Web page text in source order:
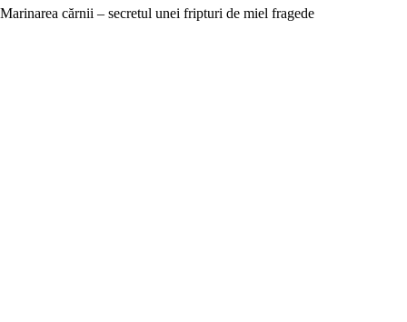
Marinarea cărnii – secretul unei fripturi de miel fragede